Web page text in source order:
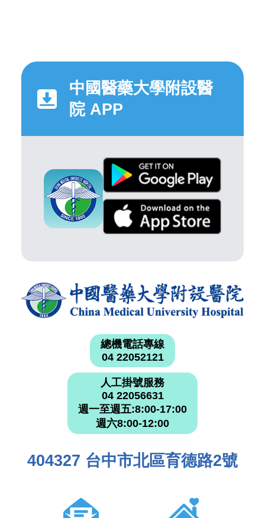
中國醫藥大學附設醫
院 APP
總機電話專線
04 22052121
人工掛號服務
04 22056631
週一至週五:8:00-17:00
週六8:00-12:00
404327 台中市北區育德路2號